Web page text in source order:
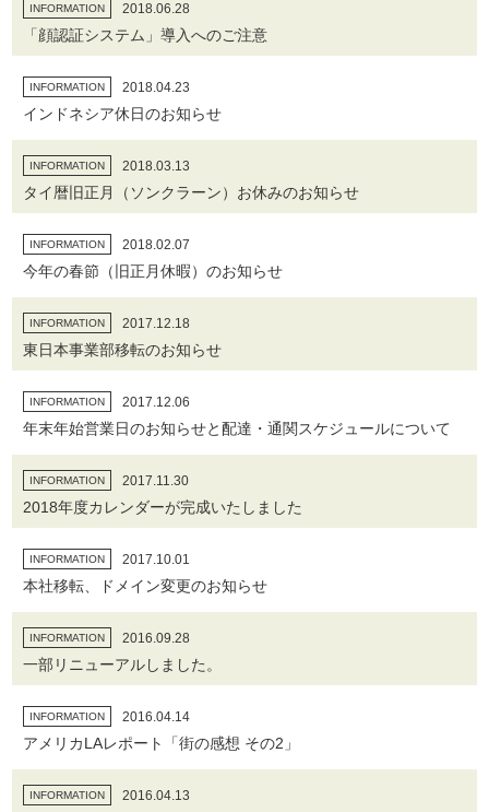
INFORMATION 2018.06.28
「顔認証システム」導入へのご注意
INFORMATION 2018.04.23
インドネシア休日のお知らせ
INFORMATION 2018.03.13
タイ暦旧正月（ソンクラーン）お休みのお知らせ
INFORMATION 2018.02.07
今年の春節（旧正月休暇）のお知らせ
INFORMATION 2017.12.18
東日本事業部移転のお知らせ
INFORMATION 2017.12.06
年末年始営業日のお知らせと配達・通関スケジュールについて
INFORMATION 2017.11.30
2018年度カレンダーが完成いたしました
INFORMATION 2017.10.01
本社移転、ドメイン変更のお知らせ
INFORMATION 2016.09.28
一部リニューアルしました。
INFORMATION 2016.04.14
アメリカLAレポート「街の感想 その2」
INFORMATION 2016.04.13